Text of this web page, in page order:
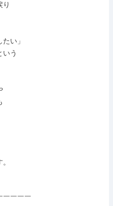
り
い」
いう
￣￣￣￣